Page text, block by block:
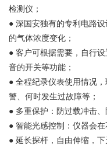
检测仪；
● 深国安独有的专利电路
的气体浓度变化；
● 客户可根据需要，自行
音的开关等功能；
● 全程纪录仪表使用情况
警、何时发生过故障等；
● 多重保护：防过载冲击
● 智能光感控制：仪器会
● 延长探杆，自由伸缩，下